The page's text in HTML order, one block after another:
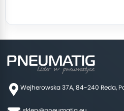
Wejherowska 37A, 84-240 Reda,